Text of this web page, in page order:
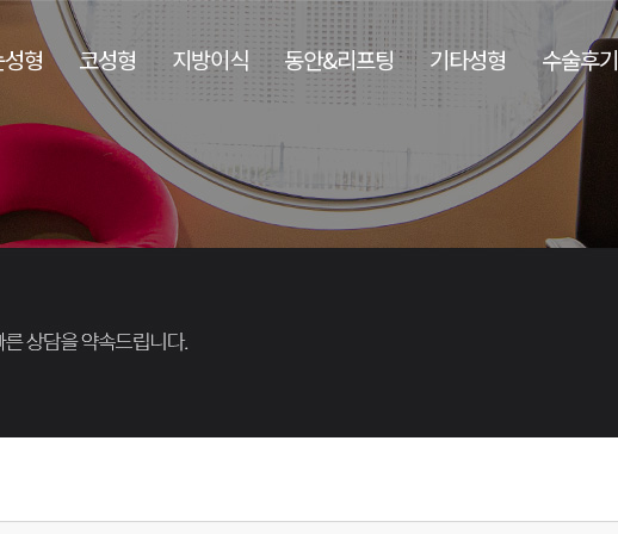
형 코성형 지방이식 동안&리프팅 기타성형 수술후기